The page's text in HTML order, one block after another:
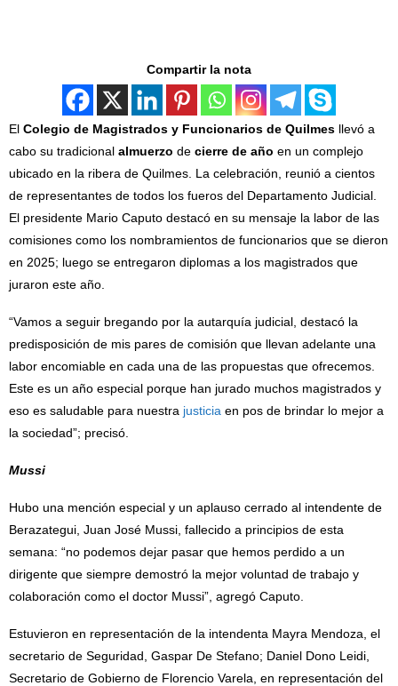
Compartir la nota
El Colegio de Magistrados y Funcionarios de Quilmes llevó a
cabo su tradicional almuerzo de cierre de año en un complejo
ubicado en la ribera de Quilmes. La celebración, reunió a cientos
de representantes de todos los fueros del Departamento Judicial.
El presidente Mario Caputo destacó en su mensaje la labor de las
comisiones como los nombramientos de funcionarios que se dieron
en 2025; luego se entregaron diplomas a los magistrados que
juraron este año.
“Vamos a seguir bregando por la autarquía judicial, destacó la
predisposición de mis pares de comisión que llevan adelante una
labor encomiable en cada una de las propuestas que ofrecemos.
Este es un año especial porque han jurado muchos magistrados y
eso es saludable para nuestra justicia en pos de brindar lo mejor a
la sociedad”; precisó.
Mussi
Hubo una mención especial y un aplauso cerrado al intendente de
Berazategui, Juan José Mussi, fallecido a principios de esta
semana: “no podemos dejar pasar que hemos perdido a un
dirigente que siempre demostró la mejor voluntad de trabajo y
colaboración como el doctor Mussi”, agregó Caputo.
Estuvieron en representación de la intendenta Mayra Mendoza, el
secretario de Seguridad, Gaspar De Stefano; Daniel Dono Leidi,
Secretario de Gobierno de Florencio Varela, en representación del